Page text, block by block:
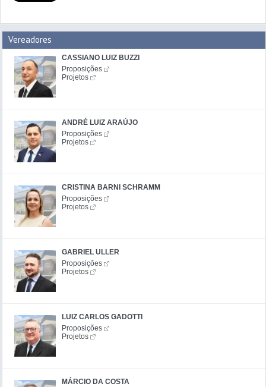
Vereadores
CASSIANO LUIZ BUZZI
Proposições
Projetos
ANDRÉ LUIZ ARAÚJO
Proposições
Projetos
CRISTINA BARNI SCHRAMM
Proposições
Projetos
GABRIEL ULLER
Proposições
Projetos
LUIZ CARLOS GADOTTI
Proposições
Projetos
MÁRCIO DA COSTA